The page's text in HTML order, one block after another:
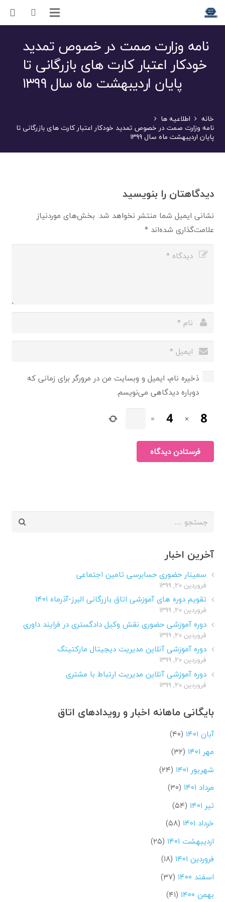
نامه وزارت صمت در خصوص تمدید
خودکار اعتبار کارت های بازرگانی تا
پایان اردیبهشت ماه سال ۱۳۹۹
خانه اطلاعیه ها
نامه وزارت صمت در خصوص تمدید خودکار اعتبار کارت های بازرگانی تا
پایان اردیبهشت ماه سال ۱۳۹۹
دیدگاهتان را بنویسید
نشانی ایمیل شما منتشر نخواهد شد. بخش‌های موردنیاز
علامت‌گذاری شده‌اند*
ذخیره نام، ایمیل و وبسایت من در مرورگر برای زمانی که
دوباره دیدگاهی می‌نویسم.
×
=
فرستادن دیدگاه
جستجو
آخرین اخبار
سمینار حضوری حسابرسی تامین اجتماعی
فروردین ۲۰, ۱۳۹۹
تقویم دوره های آموزشی اتاق بازرگانی البرز-آذرماه ۱۴۰۱
فروردین ۲۰, ۱۳۹۹
دوره آموزشی حضوری نقش وکیل دادگستری در فرایند داوری
فروردین ۲۰, ۱۳۹۹
دوره آموزشی آنلاین مدیریت دیجیتال مارکتینگ
فروردین ۲۰, ۱۳۹۹
دوره آموزشی آنلاین مدیریت ارتباط با مشتری
فروردین ۲۰, ۱۳۹۹
بایگانی ماهانه اخبار و رویدادهای اتاق
آبان ۱۴۰۱
(۴۰)
مهر ۱۴۰۱
(۳۲)
شهریور ۱۴۰۱
(۲۴)
مرداد ۱۴۰۱
(۳۰)
تیر ۱۴۰۱
(۵۴)
خرداد ۱۴۰۱
(۵۸)
اردیبهشت ۱۴۰۱
(۲۵)
فروردین ۱۴۰۱
(۱۸)
اسفند ۱۴۰۰
(۳۷)
بهمن ۱۴۰۰
(۴۱)